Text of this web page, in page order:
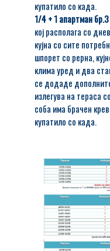
купатило со када.
1/4 + 1 апартман
кој располага со
кујна со сите
шпорет со рерна,
клима уред и два
се додаде
излегува на тераса
соба има брачен
купатило со када.